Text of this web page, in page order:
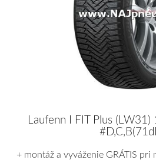
Laufenn I FIT Plus
+ montáž a vyváženie GRÁTIS pri